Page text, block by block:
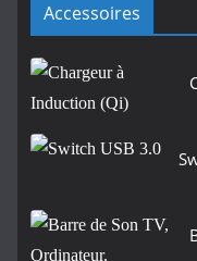
Accessoires